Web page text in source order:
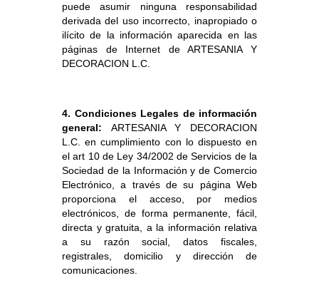
puede asumir ninguna responsabilidad
derivada del uso incorrecto, inapropiado o
ilícito de la información aparecida en las
páginas de Internet de ARTESANIA Y
DECORACION L.C.
4. Condiciones Legales de información
general: ARTESANIA Y DECORACION
L.C. en cumplimiento con lo dispuesto en
el art 10 de Ley 34/2002 de Servicios de la
Sociedad de la Información y de Comercio
Electrónico, a través de su página Web
proporciona el acceso, por medios
electrónicos, de forma permanente, fácil,
directa y gratuita, a la información relativa
a su razón social, datos fiscales,
registrales, domicilio y dirección de
comunicaciones.